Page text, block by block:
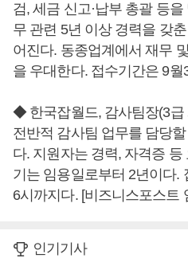
검, 세금 신고·납부 총괄 등
무 관련 5년 이상 경력을 갖
어진다. 동종업계에서 재무
을 우대한다. 접수기간은 9월
◆ 한국잡월드, 감사팀장(3급
전반적 감사팀 업무를 담당
다. 지원자는 경력, 자격증
기는 임용일로부터 2년이다.
6시까지다. [비즈니스포스트
인기기사